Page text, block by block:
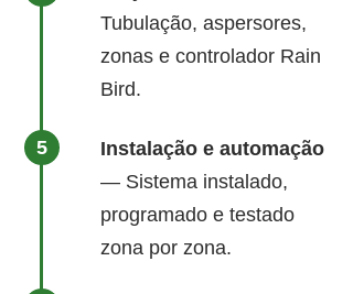
Tubulação, aspersores,
zonas e controlador Rain
Bird.
Instalação e automação
— Sistema instalado,
programado e testado
zona por zona.